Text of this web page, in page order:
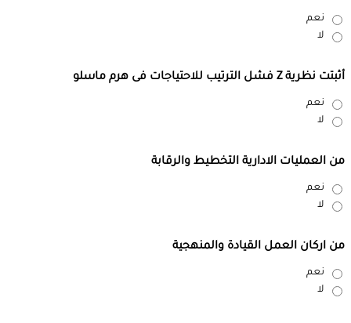
نعم
لا
أثبتت نظرية Z فشل الترتيب للاحتياجات فى هرم ماسلو
نعم
لا
من العمليات الادارية التخطيط والرقابة
نعم
لا
من اركان العمل القيادة والمنهجية
نعم
لا